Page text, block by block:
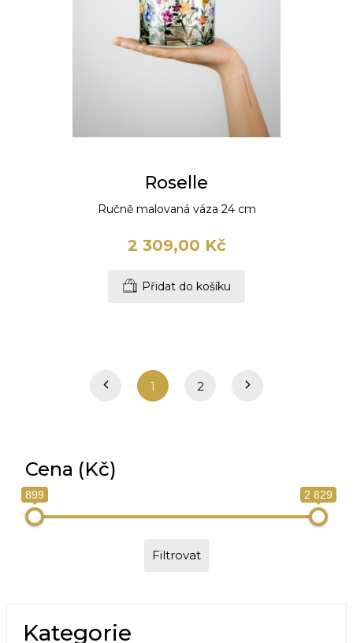
Roselle
Ručně malovaná váza 24 cm
2 309,00 Kč
Přidat do košíku
1 2
Cena (Kč)
899 2 829
Filtrovat
Kategorie